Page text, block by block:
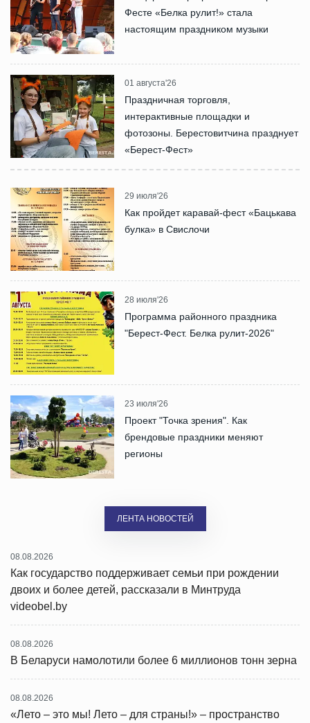
Фесте «Белка рулит!» стала
настоящим праздником музыки
01 августа'26
Праздничная торговля,
интерактивные площадки и
фотозоны. Берестовитчина празднует
«Берест-Фест»
29 июля'26
Как пройдет каравай-фест «Бацькава
булка» в Свислочи
28 июля'26
Программа районного праздника
"Берест-Фест. Белка рулит-2026"
23 июля'26
Проект "Точка зрения". Как
брендовые праздники меняют
регионы
ЛЕНТА НОВОСТЕЙ
08.08.2026
Как государство поддерживает семьи при рождении
двоих и более детей, рассказали в Минтруда
videobel.by
08.08.2026
В Беларуси намолотили более 6 миллионов тонн зерна
08.08.2026
«Лето – это мы! Лето – для страны!» – пространство